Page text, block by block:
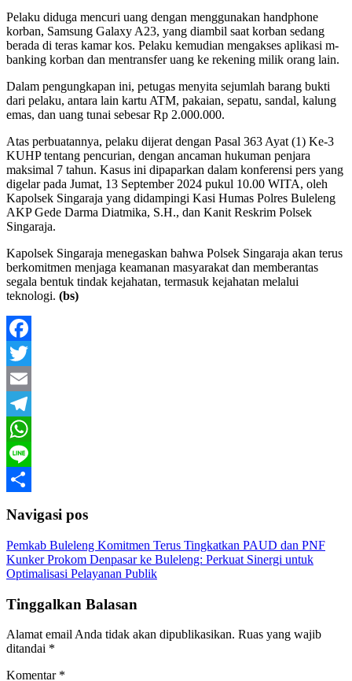
Pelaku diduga mencuri uang dengan menggunakan handphone
korban, Samsung Galaxy A23, yang diambil saat korban sedang
berada di teras kamar kos. Pelaku kemudian mengakses aplikasi m-
banking korban dan mentransfer uang ke rekening milik orang lain.
Dalam pengungkapan ini, petugas menyita sejumlah barang bukti
dari pelaku, antara lain kartu ATM, pakaian, sepatu, sandal, kalung
emas, dan uang tunai sebesar Rp 2.000.000.
Atas perbuatannya, pelaku dijerat dengan Pasal 363 Ayat (1) Ke-3
KUHP tentang pencurian, dengan ancaman hukuman penjara
maksimal 7 tahun. Kasus ini dipaparkan dalam konferensi pers yang
digelar pada Jumat, 13 September 2024 pukul 10.00 WITA, oleh
Kapolsek Singaraja yang didampingi Kasi Humas Polres Buleleng
AKP Gede Darma Diatmika, S.H., dan Kanit Reskrim Polsek
Singaraja.
Kapolsek Singaraja menegaskan bahwa Polsek Singaraja akan terus
berkomitmen menjaga keamanan masyarakat dan memberantas
segala bentuk tindak kejahatan, termasuk kejahatan melalui
teknologi. (bs)
Facebook
Twitter
Email
Telegram
WhatsApp
Line
Navigasi pos
Pemkab Buleleng Komitmen Terus Tingkatkan PAUD dan PNF
Kunker Prokom Denpasar ke Buleleng: Perkuat Sinergi untuk
Optimalisasi Pelayanan Publik
Tinggalkan Balasan
Alamat email Anda tidak akan dipublikasikan. Ruas yang wajib
ditandai *
Komentar *